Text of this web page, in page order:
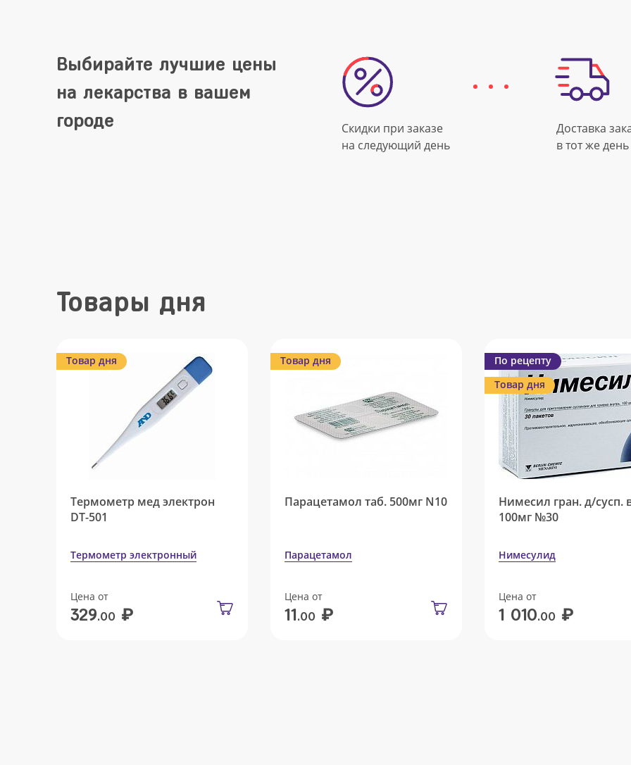
Выбирайте лучшие цены
на лекарства в вашем
городе
Скидки при заказе
на следующий день
Доставка
в тот же день
Товары дня
Товар дня
Термометр мед электрон
DT-501
Термометр электронный
Цена от
329.00 ₽
Товар дня
Парацетамол таб. 500мг N10
Парацетамол
Цена от
11.00 ₽
По рецепту
Товар дня
Нимесил гран. д/сусп.
100мг №30
Нимесулид
Цена от
1 010.00 ₽